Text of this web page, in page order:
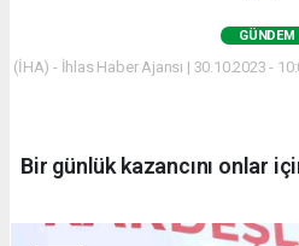
GÜNDEM
(İHA) - İhlas Haber Ajansı | 30.10.2023 -
Bir günlük kazancını onlar